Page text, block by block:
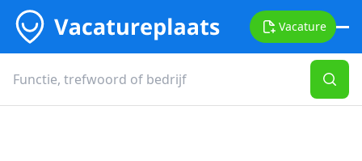
Vacature